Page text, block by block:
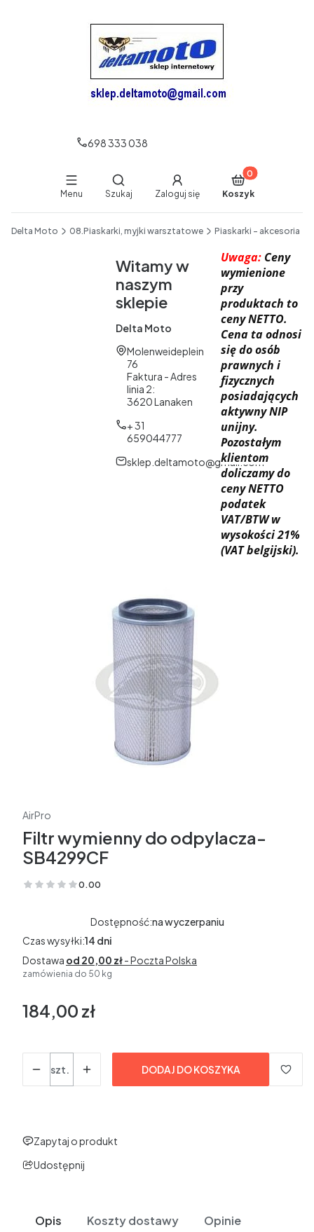
698 333 038
Menu
Otwórz wyszukiwarkę
Szukaj Zaloguj się
Produkty w
Koszyk
Delta Moto 08.Piaskarki, myjki warsztatowe Piaskarki - akcesoria
Witamy w
naszym
sklepie
Delta Moto
Adres:
Molenweideplein
76
Faktura - Adres
linia 2:
3620 Lanaken
+ 31
659044777
sklep.deltamoto@gmail.com
Uwaga:Ceny
wymienione
przy
produktach to
ceny NETTO.
Cena ta odnosi
się do osób
prawnych i
fizycznych
posiadających
aktywny NIP
unijny.
Pozostałym
klientom
doliczamy do
ceny NETTO
podatek
VAT/BTW w
wysokości 21%
(VAT belgijski).
AirPro
Filtr wymienny do odpylacza-
SB4299CF
0.00
(Oceny: 0 Recenzje: 0)
Dostępność:na wyczerpaniu
Czas wysyłki:14 dni
Dostawa od 20,00 zł- Poczta Polska
zamówienia do 50 kg
Cena
184,00 zł
bez VAT
szt.
DODAJ DO KOSZYKA
Zapytaj o produkt
Udostępnij
Opis Koszty dostawy Opinie